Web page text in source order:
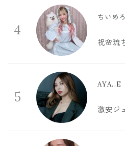
4
ちいめろ
祝🌸琉
5
AYA..E
激安ジ